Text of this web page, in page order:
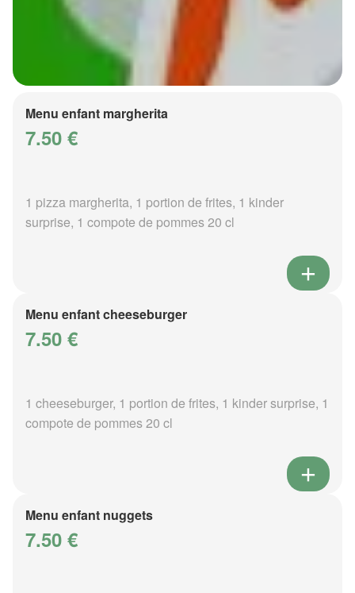
Menu enfant margherita
7.50 €
1 pizza margherita, 1 portion de frites, 1 kinder
surprise, 1 compote de pommes 20 cl
Menu enfant cheeseburger
7.50 €
1 cheeseburger, 1 portion de frites, 1 kinder surprise, 1
compote de pommes 20 cl
Menu enfant nuggets
7.50 €